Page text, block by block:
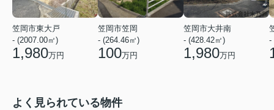
笠岡市東大戸
- (2007.00㎡)
1,980万円
笠岡市笠岡
- (264.46㎡)
100万円
笠岡市大井南
- (428.42㎡)
1,980万円
-
よく見られている物件